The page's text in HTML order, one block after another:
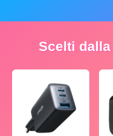
Scelti